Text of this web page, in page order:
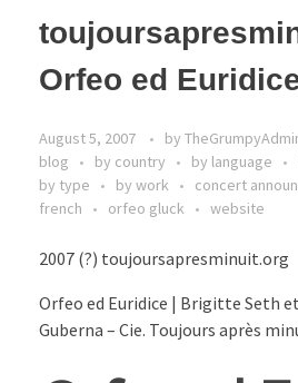
Orfeo ed
August 5, 2007 by
blog
by country by language
by type
by work concert
french
orfeo gluck website
2007 (?) toujoursapresminuit.org
Orfeo ed Euridice | Brigitte Seth
Guberna – Cie. Toujours après